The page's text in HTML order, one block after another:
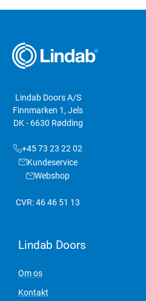
Lindab Doors A/S
Finnmarken 1, Jels
DK - 6630 Rødding
+45 73 23 22 02
Kundeservice
Webshop
CVR: 46 46 51 13
Lindab Doors
Om os
Kontakt